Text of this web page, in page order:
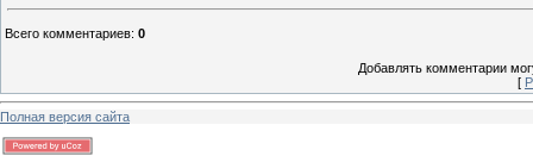
Всего комментариев: 0
Добавлять комментарии
[
Полная версия сайта